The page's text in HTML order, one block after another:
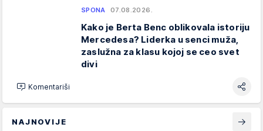
SPONA 07.08.2026.
Kako je Berta Benc oblikovala istoriju
Mercedesa? Liderka u senci muža,
zaslužna za klasu kojoj se ceo svet
divi
Komentariši
NAJNOVIJE